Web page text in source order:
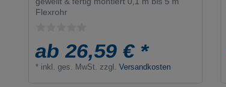
Flexrohr
ab 26,59 € *
* inkl. ges. MwSt. zzgl.Versandkosten